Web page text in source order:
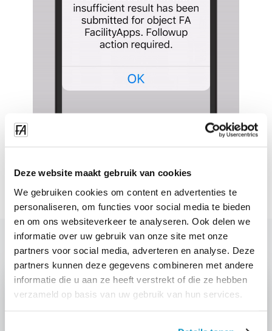
Deze website maakt gebruik van cookies
We gebruiken cookies om content en advertenties te
personaliseren, om functies voor social media te bieden
en om ons websiteverkeer te analyseren. Ook delen we
informatie over uw gebruik van onze site met onze
partners voor social media, adverteren en analyse. Deze
partners kunnen deze gegevens combineren met andere
informatie die u aan ze heeft verstrekt of die ze hebben
verzameld op basis van uw gebruik van hun services.